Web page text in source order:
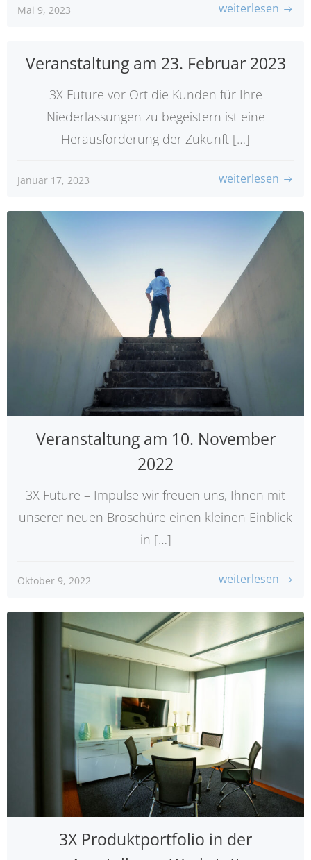
Mai 9, 2023 weiterlesen
Veranstaltung am 23. Februar 2023
3X Future vor Ort die Kunden für Ihre
Niederlassungen zu begeistern ist eine
Herausforderung der Zukunft […]
Januar 17, 2023 weiterlesen
Veranstaltung am 10. November
2022
3X Future – Impulse wir freuen uns, Ihnen mit
unserer neuen Broschüre einen kleinen Einblick
in […]
Oktober 9, 2022 weiterlesen
3X Produktportfolio in der